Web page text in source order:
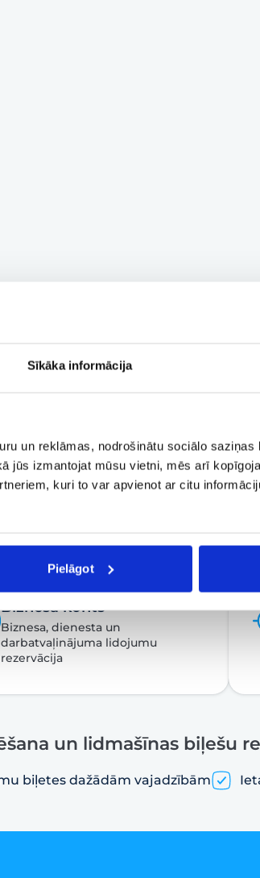
Sīkāka informācija
un reklāmas, nodrošinātu sociālo
jūs izmantojat mūsu vietni, mēs arī
kuri to var apvienot ar citu
Pielāgot
Biznesa konts
Biznesa, dienesta un
darbatvaļinājuma lidojumu
rezervācija
un lidmašīnas biļešu
biļetes dažādām vajadzībām